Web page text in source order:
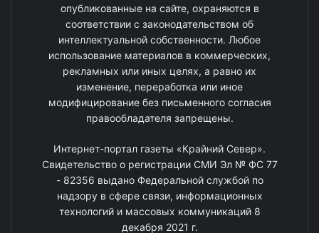
опубликованные на сайте, охраняются в
соответствии с законодательством об
интеллектуальной собственности. Любое
использование материалов в коммерческих,
рекламных или иных целях, а равно их
изменение, переработка или иное
модифицирование без письменного согласия
правообладателя запрещены.
Интернет-портал газеты «Крайний Север».
Свидетельство о регистрации СМИ Эл № ФС 77
- 82356 выдано Федеральной службой по
надзору в сфере связи, информационных
технологий и массовых коммуникаций 8
декабря 2021 г.